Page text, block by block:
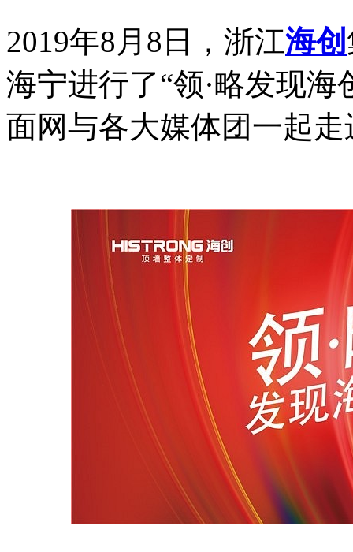
2019年8月8日，浙江海创
海宁进行了“领·略发现
面网与各大媒体团一起